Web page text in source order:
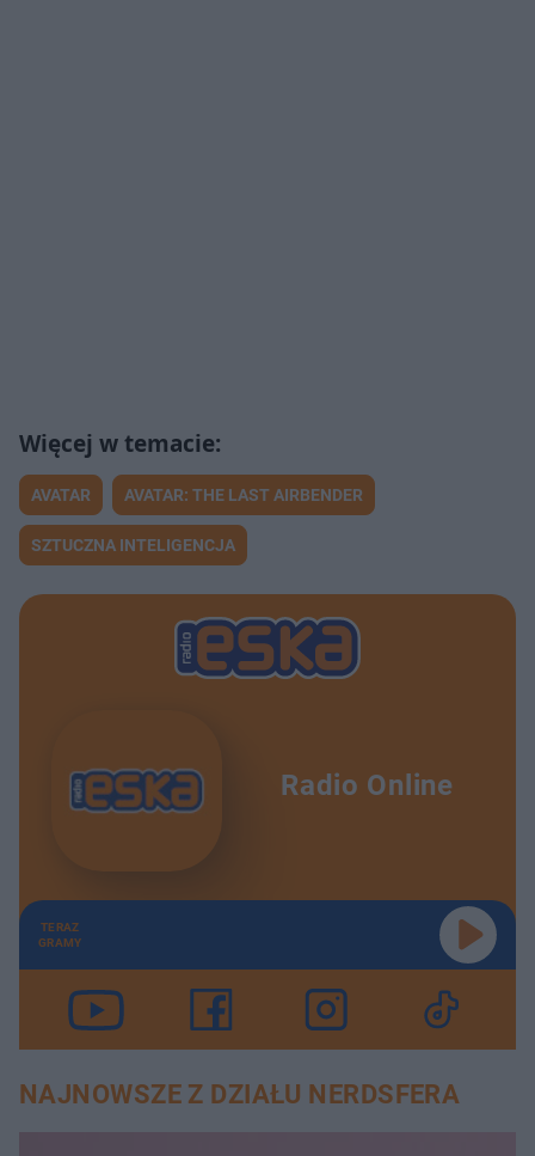
AVATAR AVATAR: THE LAST AIRBENDER
SZTUCZNA INTELIGENCJA
Radio Online
TERAZ
GRAMY
NAJNOWSZE Z DZIAŁU NERDSFERA